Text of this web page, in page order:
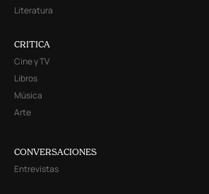
Literatura
CRITICA
Cine y TV
Libros
Música
Arte
CONVERSACIONES
Entrevistas